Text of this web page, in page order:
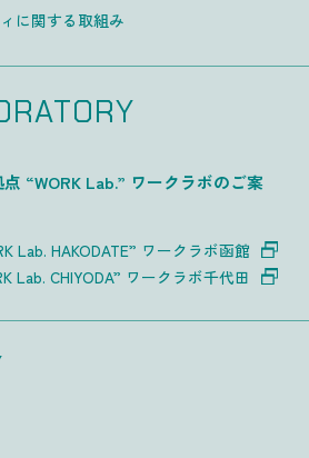
に関する取組み
“WORK Lab.” ワークラボのご案
Lab. HAKODATE” ワークラボ函館
Lab. CHIYODA” ワークラボ千代田